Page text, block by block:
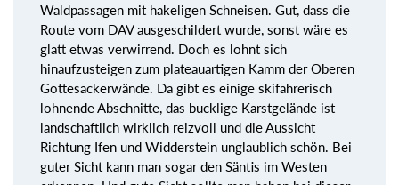
Waldpassagen mit hakeligen Schneisen. Gut, dass die
Route vom DAV ausgeschildert wurde, sonst wäre es
glatt etwas verwirrend. Doch es lohnt sich
hinaufzusteigen zum plateauartigen Kamm der Oberen
Gottesackerwände. Da gibt es einige skifahrerisch
lohnende Abschnitte, das bucklige Karstgelände ist
landschaftlich wirklich reizvoll und die Aussicht
Richtung Ifen und Widderstein unglaublich schön. Bei
guter Sicht kann man sogar den Säntis im Westen